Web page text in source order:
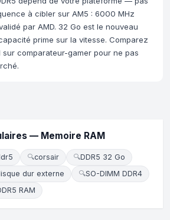
à cibler sur AM5 : 6000 MHz
par AMD. 32 Go est le nouveau
prime sur la vitesse. Comparez
sur comparateur-gamer pour ne pas
— Memoire RAM
🔍corsair 🔍DDR5 32 Go
dur externe 🔍SO-DIMM DDR4
RAM